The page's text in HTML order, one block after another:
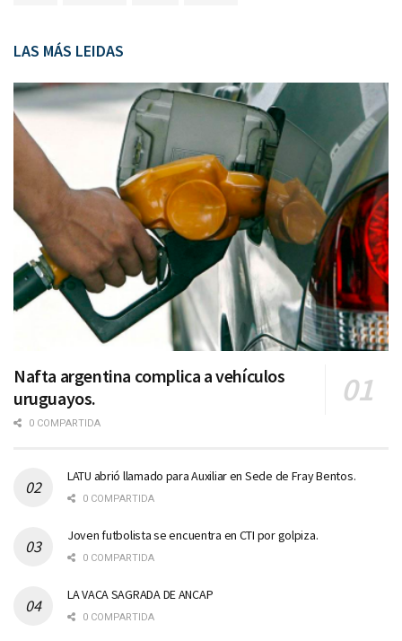
LAS MÁS LEIDAS
Nafta argentina complica a vehículos
uruguayos.
0 COMPARTIDA
LATU abrió llamado para Auxiliar en Sede de Fray Bentos.
0 COMPARTIDA
Joven futbolista se encuentra en CTI por golpiza.
0 COMPARTIDA
LA VACA SAGRADA DE ANCAP
0 COMPARTIDA